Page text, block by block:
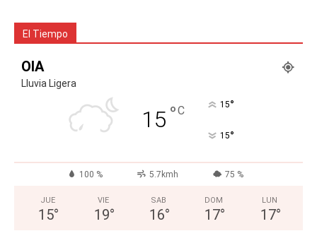
El Tiempo
OIA
Lluvia Ligera
15 °C 15°
15°
100 % 5.7kmh 75 %
JUE
15°
VIE
19°
SAB
16°
DOM
17°
LUN
17°